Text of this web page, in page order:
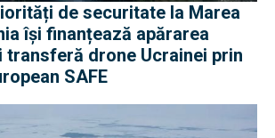
de securitate la Marea
își finanțează apărarea
transferă drone Ucrainei prin
SAFE